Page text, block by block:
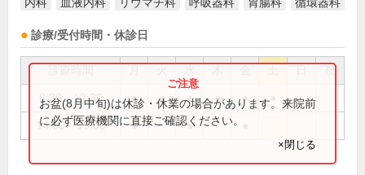
診療/受付時間・休診日
祝
8:30～12:30 ● ● ● ● ●
14:00～19:00 ● ●
お盆(8月中旬)は休診・休業の場合があります。来院前
に必ず医療機関に直接ご確認ください。
×閉じる